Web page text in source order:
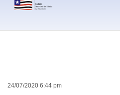
24/07/2020 6:44 pm